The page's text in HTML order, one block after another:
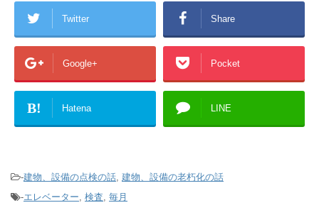
Twitter Share
Google+ Pocket
B! Hatena LINE
-建物、設備の点検の話, 建物、設備の老朽化の話
-エレベーター, 検査, 毎月